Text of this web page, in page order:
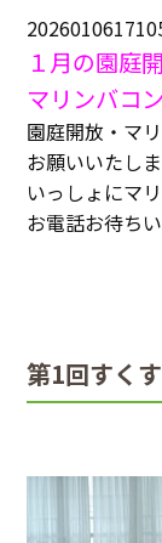
１月の園庭
マリンバコ
園庭開放・マ
お願いいたしま
いっしょにマ
お電話お待ち
第1回すく